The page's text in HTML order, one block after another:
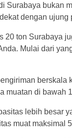
Surabaya bukan
dengan
20 ton Surabaya
Mulai dari
muatan di bawah
lebih besar
muat maksimal